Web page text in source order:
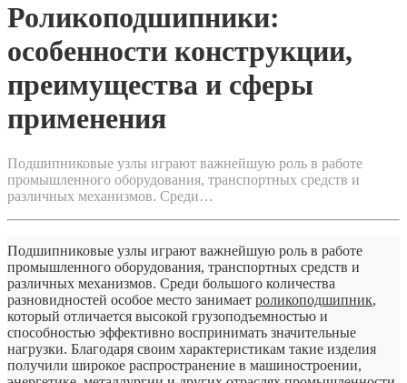
и
применения
Роликоподшипники:
особенности конструкции,
преимущества и сферы
применения
Подшипниковые узлы играют важнейшую роль в работе
промышленного оборудования, транспортных средств и
различных механизмов. Среди…
Подшипниковые узлы играют важнейшую роль в работе
промышленного оборудования, транспортных средств и
различных механизмов. Среди большого количества
разновидностей особое место занимает роликоподшипник,
который отличается высокой грузоподъемностью и
способностью эффективно воспринимать значительные
нагрузки. Благодаря своим характеристикам такие изделия
получили широкое распространение в машиностроении,